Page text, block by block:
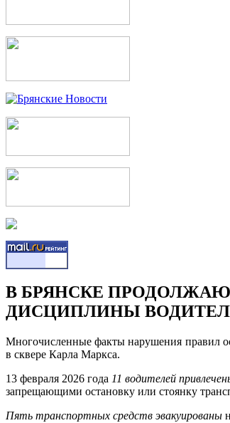
В БРЯНСКЕ
ДИСЦИПЛИНЫ
Многочисленные факты нарушения правил
в сквере Карла Маркса.
13 февраля 2026 года 11 водителей
запрещающими остановку или стоянку
Пять транспортных средств эвакуированы